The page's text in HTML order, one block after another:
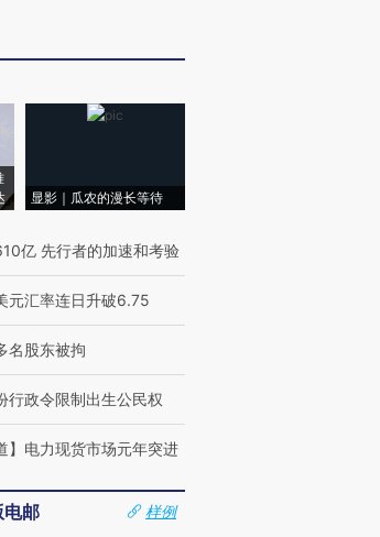
显影｜瓜农的漫长等待
亿 先行者的加速和考验
元汇率连日升破6.75
名股东被拘
行政令限制出生公民权
】电力现货市场元年突进
电邮
样例